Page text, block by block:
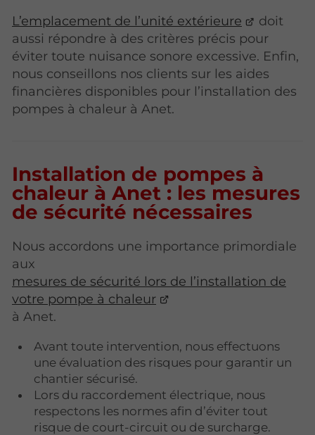
L’emplacement de l’unité extérieure
doit
aussi répondre à des critères précis pour
éviter toute nuisance sonore excessive. Enfin,
nous conseillons nos clients sur les aides
financières disponibles pour l’installation des
pompes à chaleur à Anet.
Installation de pompes à
chaleur à Anet : les mesures
de sécurité nécessaires
Nous accordons une importance primordiale
aux
mesures de sécurité lors de l’installation de
votre pompe à chaleur
à Anet.
Avant toute intervention, nous effectuons
une évaluation des risques pour garantir un
chantier sécurisé.
Lors du raccordement électrique, nous
respectons les normes afin d’éviter tout
risque de court-circuit ou de surcharge.